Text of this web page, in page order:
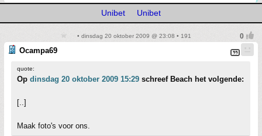
Unibet Unibet
• dinsdag 20 oktober 2009 @ 23:08 • 191
Ocampa69
quote:
Op dinsdag 20 oktober 2009 15:29 schreef Beach het volgende:
[..]
Maak foto's voor ons.